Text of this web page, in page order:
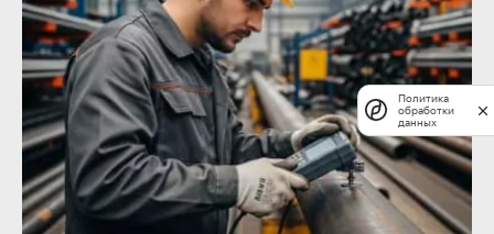
Политика
обработки
данных